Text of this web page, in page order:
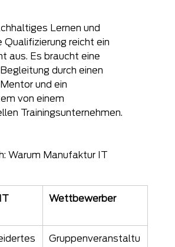
Lernen und
Qualifizierung reicht ein
aus. Es braucht eine
durch einen
und ein
von einem
Trainingsunternehmen.
Warum Manufaktur IT
Wettbewerber
Gruppenveranstaltu